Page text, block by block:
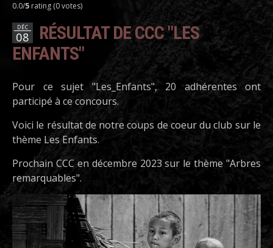
0.0/5 rating (0 votes)
DÉC
08
RÉSULTAT DE CCC "LES
ENFANTS"
Pour ce sujet "Les_Enfants", 20 adhérentes ont
participé à ce concours.
Voici le résultat de notre coups de coeur du club sur le
thème Les Enfants.
Prochain CCC en décembre 2023 sur le thème "Arbres
remarquables".